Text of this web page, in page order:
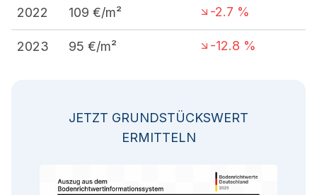
2022 109 €/m² -2.7 %
2023 95 €/m² -12.8 %
JETZT GRUNDSTÜCKSWERT
ERMITTELN